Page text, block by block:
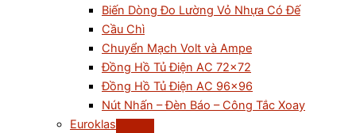
Biến Dòng Đo Lường Vỏ Nhựa Có Đế
Cầu Chì
Chuyển Mạch Volt và Ampe
Đồng Hồ Tủ Điện AC 72×72
Đồng Hồ Tủ Điện AC 96×96
Nút Nhấn – Đèn Báo – Công Tắc Xoay
Euroklas